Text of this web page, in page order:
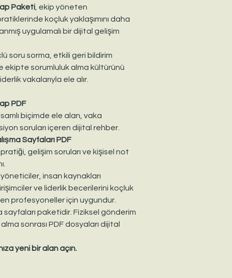
Paketi , ekip yöneten
koçluk yaklaşımını daha
uygulamalı bir dijital gelişim
soru sorma, etkili geri bildirim
ekipte sorumluluk alma kültürünü
vakalarıyla ele alır.
PDF
biçimde ele alan, vaka
soruları içeren dijital rehber.
Sayfaları PDF
gelişim soruları ve kişisel not
insan kaynakları
ve liderlik becerilerini koçluk
profesyoneller için uygundur.
sayfaları paketidir. Fiziksel gönderim
sonrası PDF dosyaları dijital
yeni bir alan açın.